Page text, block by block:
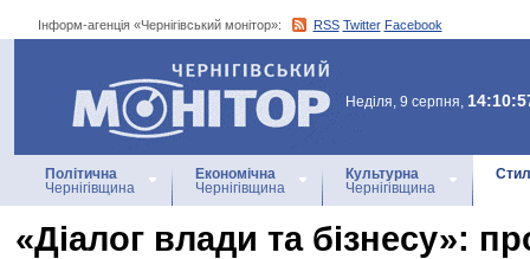
Інформ-агенція «Чернігівський монітор»: RSS Twitter Facebook
Інформ-агенція
«Чернігівський монітор»
Неділя, 9 серпня,
Політична
Чернігівщина
Економічна
Чернігівщина
Культурна
Чернігівщина
«Діалог влади та бізнесу»: